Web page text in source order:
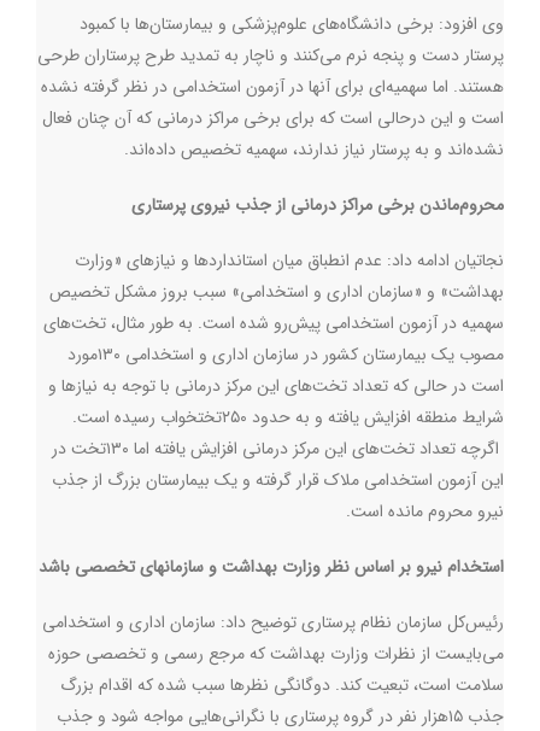
وی افزود: برخی دانشگاه‌های علوم‌پزشکی و بیمارستان‌ها با کمبود
پرستار دست ‌و پنجه نرم می‌کنند و ناچار به تمدید طرح پرستاران طرحی
هستند. اما سهمیه‌ای برای آنها در آزمون استخدامی در نظر گرفته نشده
است و این درحالی است که برای برخی مراکز درمانی که آن چنان فعال
نشده‌اند و به پرستار نیاز ندارند، سهمیه تخصیص داده‌اند.
محروم‌ماندن برخی مراکز درمانی از جذب نیروی پرستاری
نجاتیان ادامه داد: عدم انطباق میان استانداردها و نیازهای «وزارت
بهداشت» و «سازمان اداری و استخدامی» سبب بروز مشکل تخصیص
سهمیه در آزمون استخدامی پیش‌رو شده است. به طور مثال، تخت‌های
مصوب یک بیمارستان کشور در سازمان اداری و استخدامی ۱۳۰مورد
است در حالی که تعداد تخت‌های این مرکز درمانی با توجه به نیازها و
شرایط منطقه افزایش یافته و به حدود ۲۵۰تختخواب رسیده است.
اگرچه تعداد تخت‌های این مرکز درمانی افزایش یافته اما ۱۳۰تخت در
این آزمون استخدامی ملاک قرار گرفته و یک بیمارستان بزرگ از جذب
نیرو محروم مانده است.
استخدام نیرو بر اساس نظر وزارت بهداشت و سازمانهای تخصصی باشد
رئیس‌کل سازمان نظام پرستاری توضیح داد: سازمان اداری و استخدامی
می‌بایست از نظرات وزارت بهداشت که مرجع رسمی و تخصصی حوزه
سلامت است، تبعیت کند. دوگانگی نظرها سبب شده که اقدام بزرگ
جذب ۱۵هزار نفر در گروه پرستاری با نگرانی‌هایی مواجه شود و جذب